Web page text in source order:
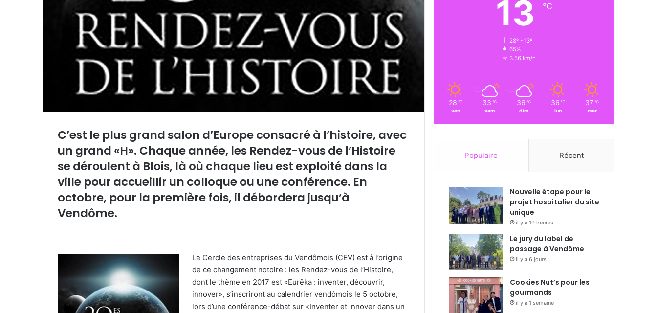
r
l
C’est le plus grand salon d’Europe consacré à l’histoire, avec
un grand «H». Chaque année, les Rendez-vous de l’Histoire
se déroulent à Blois, là où chaque lieu est exploité dans la
ville pour accueillir un colloque ou une conférence. En
octobre, pour la première fois, il débordera jusqu’à
Vendôme.
Le Cercle des entreprises du Vendômois (CEV) est à l’origine
de ce changement notoire : les Rendez-vous de l’Histoire,
dont le thème en 2017 est «Eurêka : inventer, découvrir,
innover», s’inscriront au calendrier vendômois le 5 octobre,
lors d’une conférence-débat sur «Inventer et innover dans un
13 ℃
28º - 13º
65%
3.56 km/h
28 ℃
ven
33 ℃
sam
36 ℃
dim
36 ℃
lun
37 ℃
mar
Populaire Récent
Nouvelle étape pour le
projet hospitalier du site
unique
il y a 19 heures
Le jury du label de
passage à Vendôme
il y a 6 jours
Cookies Nut’s pour les
gourmands
il y a 1 semaine